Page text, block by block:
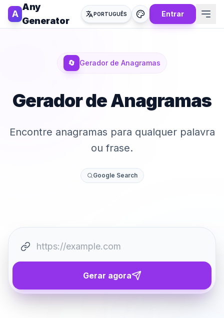
A
Any
Generator
PORTUGUÊS Entrar
🔄 Gerador de Anagramas
Gerador de Anagramas
Encontre anagramas para qualquer palavra
ou frase.
Google Search
Gerar agora